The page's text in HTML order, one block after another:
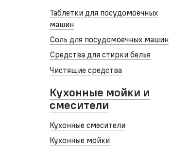
Таблетки для посудомоечных
машин
Соль для посудомоечных машин
Средства для стирки белья
Чистящие средства
Кухонные мойки и
смесители
Кухонные смесители
Кухонные мойки